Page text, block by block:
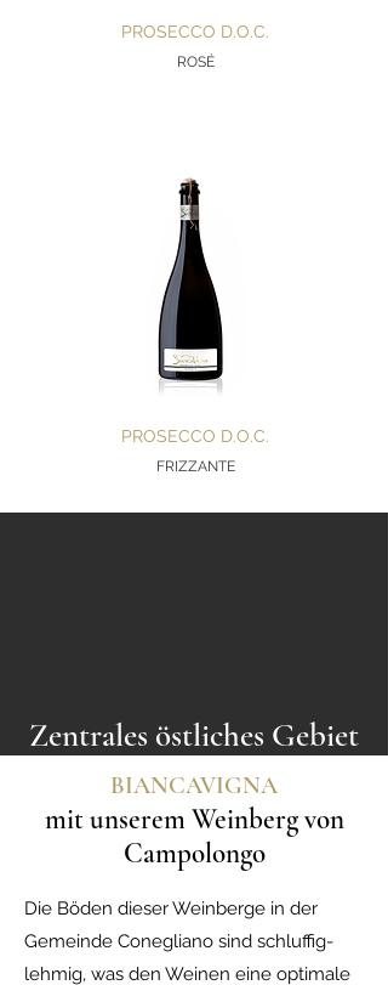
PROSECCO D.O.C.
ROSÉ
PROSECCO D.O.C.
FRIZZANTE
Zentrales östliches Gebiet
BIANCAVIGNA
mit unserem Weinberg von
Campolongo
Die Böden dieser Weinberge in der
Gemeinde Conegliano sind schluffig-
lehmig, was den Weinen eine optimale